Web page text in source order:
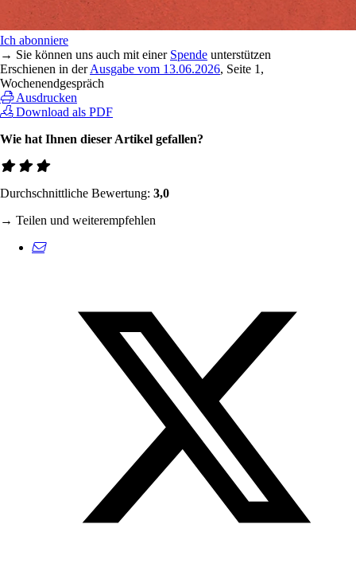
Ich abonniere
→ Sie können uns auch mit einer Spende unterstützen
Erschienen in derAusgabe vom 13.06.2026, Seite 1,
Wochenendgespräch
Ausdrucken
Download als PDF
Wie hat Ihnen dieser Artikel gefallen?
Durchschnittliche Bewertung: 3,0
→ Teilen und weiterempfehlen